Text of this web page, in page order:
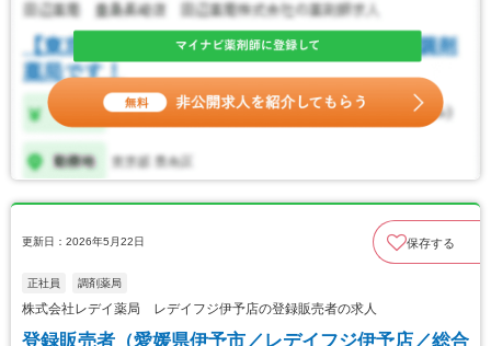
更新日：2026年5月22日 保存する
正社員 調剤薬局
株式会社レデイ薬局 レデイフジ伊予店の登録販売者の求人
登録販売者（愛媛県伊予市／レデイフジ伊予店／総合